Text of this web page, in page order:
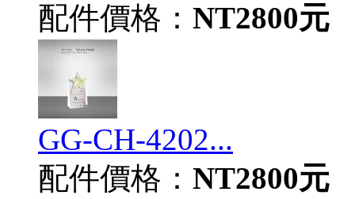
配件價格： NT2800元
GG-CH-4202...
配件價格： NT2800元